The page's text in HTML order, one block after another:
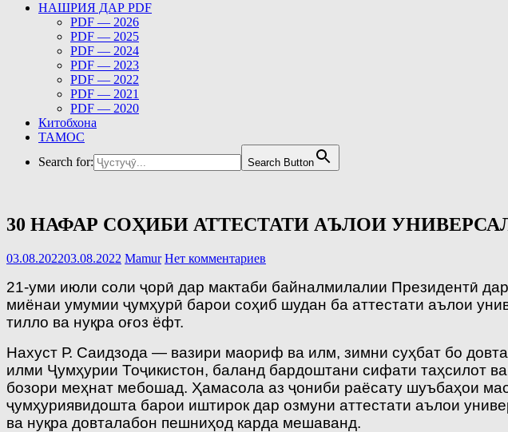
НАШРИЯ ДАР PDF
PDF — 2026
PDF — 2025
PDF — 2024
PDF — 2023
PDF — 2022
PDF — 2021
PDF — 2020
Китобхона
ТАМОС
Search for:
Search Button
30 НАФАР СОҲИБИ АТТЕСТАТИ АЪЛОИ
03.08.202203.08.2022 Mamur Нет комментариев
21-уми июли соли ҷорӣ дар мактаби байналмилалии Президентӣ
миёнаи умумии ҷумҳурӣ барои соҳиб шудан ба аттестати аълои
тилло ва нуқра оғоз ёфт.
Нахуст Р. Саидзода — вазири маориф ва илм, зимни суҳбат бо
илми Ҷумҳурии Тоҷикистон, баланд бардоштани сифати таҳсилот
бозори меҳнат мебошад. Ҳамасола аз ҷониби раёсату шуъбаҳои
ҷумҳуриявидошта барои иштирок дар озмуни аттестати аълои
ва нуқра довталабон пешниҳод карда мешаванд.